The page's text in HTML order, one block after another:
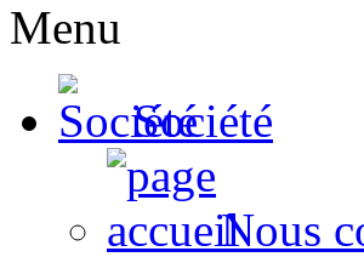
Menu
Société
Nous